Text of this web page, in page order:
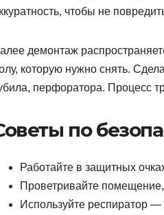
чтобы не
демонтаж
которую нужно снять.
перфоратора. Процесс
по
Работайте в защитных
Проветривайте
Используйте респиратор —